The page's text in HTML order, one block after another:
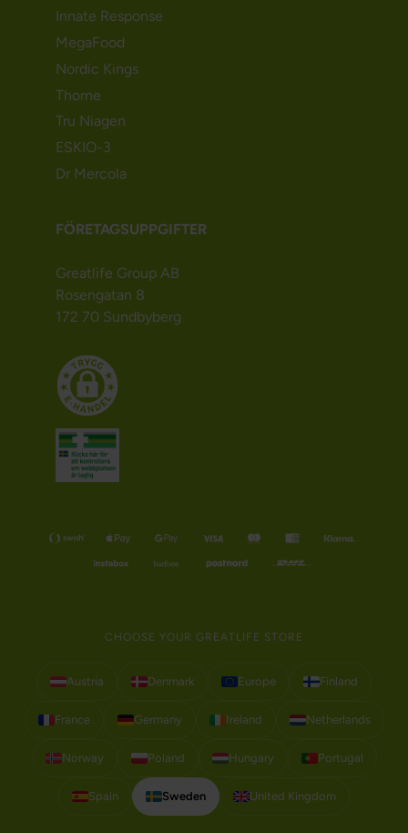
Innate Response
MegaFood
Nordic Kings
Thorne
Tru Niagen
ESKIO-3
Dr Mercola
FÖRETAGSUPPGIFTER
Greatlife Group AB
Rosengatan 8
172 70 Sundbyberg
CHOOSE YOUR GREATLIFE STORE
Austria Denmark Europe Finland
France Germany Ireland Netherlands
Norway Poland Hungary Portugal
Spain Sweden United Kingdom